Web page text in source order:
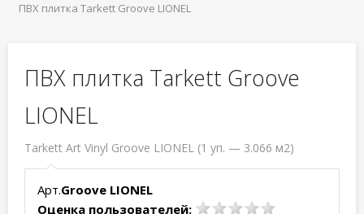
ПВХ плитка Tarkett Groove LIONEL
ПВХ плитка Tarkett Groove
LIONEL
Tarkett Art Vinyl Groove LIONEL (1 уп. — 3.066 м2)
Арт.Groove LIONEL
Оценка пользователей: